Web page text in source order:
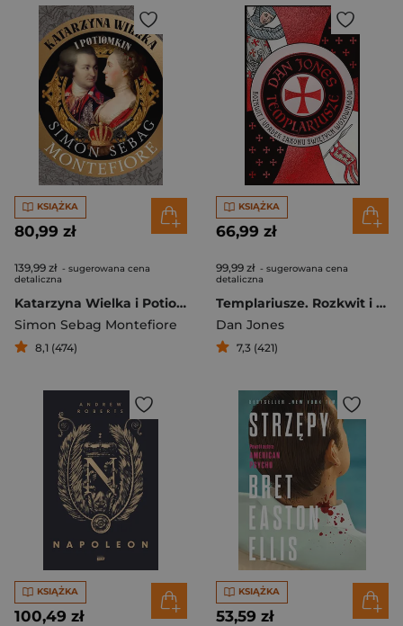
KSIĄŻKA
80,99 zł
139,99 zł - sugerowana cena
detaliczna
Katarzyna Wielka i Potiomkin
Simon Sebag Montefiore
8,1 (474)
KSIĄŻKA
66,99 zł
99,99 zł - sugerowana cena
detaliczna
Templariusze. Rozkwit i upadek zakonu świętych wojowników
Dan Jones
7,3 (421)
KSIĄŻKA
100,49 zł
KSIĄŻKA
53,59 zł